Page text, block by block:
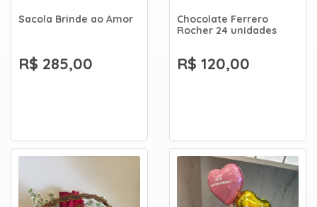
Sacola Brinde ao Amor
R$ 285,00
Chocolate Ferrero
Rocher 24 unidades
R$ 120,00